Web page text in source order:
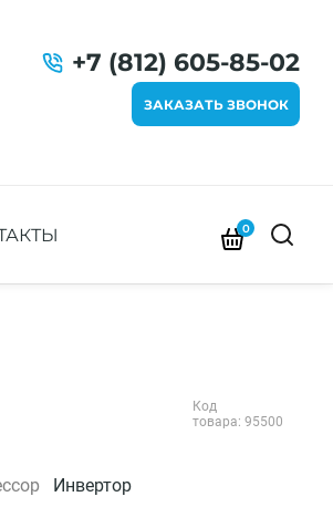
+7 (812) 605-85-02
ЗАКАЗАТЬ ЗВОНОК
0
Код
товара: 95500
Инвертор